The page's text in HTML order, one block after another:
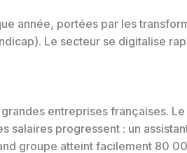
année, portées par les
Le secteur se digitalise
entreprises françaises.
salaires progressent : un
groupe atteint facilement 80